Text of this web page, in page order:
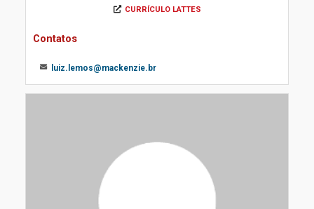
CURRÍCULO LATTES
Contatos
luiz.lemos@mackenzie.br